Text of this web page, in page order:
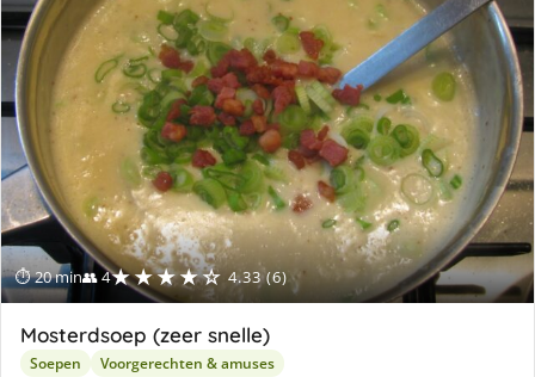
⏱ 20 min👥 4★★★★☆ 4.33 (6)
Mosterdsoep (zeer snelle)
Soepen Voorgerechten & amuses